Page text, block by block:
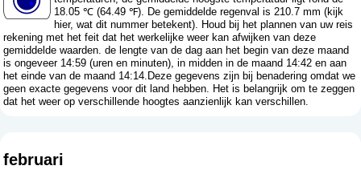
18.05 ℃ (64.49 ℉). De gemiddelde regenval is 210.7 mm (kijk
hier, wat dit nummer betekent). Houd bij het plannen van uw reis
rekening met het feit dat het werkelijke weer kan afwijken van deze
gemiddelde waarden. de lengte van de dag aan het begin van deze maand
is ongeveer 14:59 (uren en minuten), in midden in de maand 14:42 en aan
het einde van de maand 14:14.Deze gegevens zijn bij benadering omdat we
geen exacte gegevens voor dit land hebben. Het is belangrijk om te zeggen
dat het weer op verschillende hoogtes aanzienlijk kan verschillen.
februari